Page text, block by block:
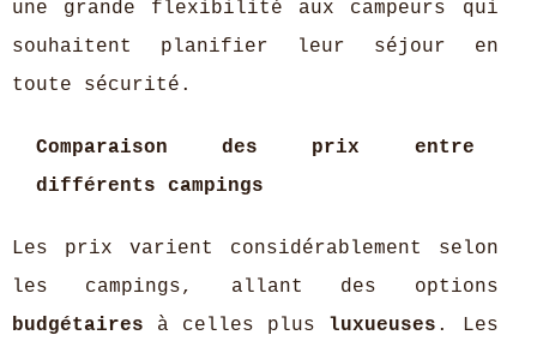
une grande flexibilité aux campeurs qui
souhaitent planifier leur séjour en
toute sécurité.
Comparaison des prix entre
différents campings
Les prix varient considérablement selon
les campings, allant des options
budgétaires à celles plus luxueuses . Les